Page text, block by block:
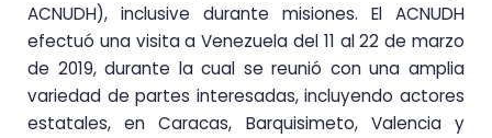
ACNUDH), inclusive durante misiones. El ACNUDH
efectuó una visita a Venezuela del 11 al 22 de marzo
de 2019, durante la cual se reunió con una amplia
variedad de partes interesadas, incluyendo actores
estatales, en Caracas, Barquisimeto, Valencia y